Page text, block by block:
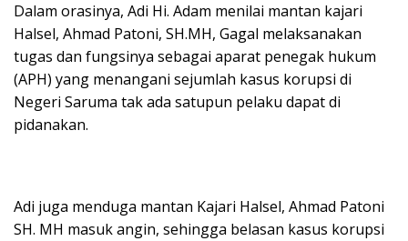
Dalam orasinya, Adi Hi. Adam menilai mantan kajari
Halsel, Ahmad Patoni, SH.MH, Gagal melaksanakan
tugas dan fungsinya sebagai aparat penegak hukum
(APH) yang menangani sejumlah kasus korupsi di
Negeri Saruma tak ada satupun pelaku dapat di
pidanakan.
Adi juga menduga mantan Kajari Halsel, Ahmad Patoni
SH. MH masuk angin, sehingga belasan kasus korupsi